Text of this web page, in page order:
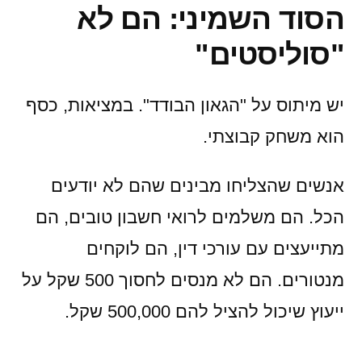
הסוד השמיני: הם לא
"סוליסטים"
יש מיתוס על "הגאון הבודד". במציאות, כסף
הוא משחק קבוצתי.
אנשים שהצליחו מבינים שהם לא יודעים
הכל. הם משלמים לרואי חשבון טובים, הם
מתייעצים עם עורכי דין, הם לוקחים
מנטורים. הם לא מנסים לחסוך 500 שקל על
ייעוץ שיכול להציל להם 500,000 שקל.